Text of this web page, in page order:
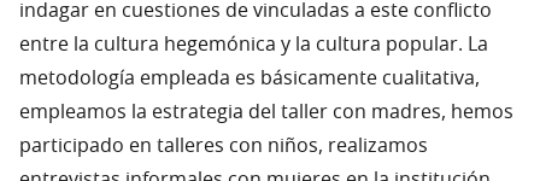
indagar en cuestiones de vinculadas a este conflicto
entre la cultura hegemónica y la cultura popular. La
metodología empleada es básicamente cualitativa,
empleamos la estrategia del taller con madres, hemos
participado en talleres con niños, realizamos